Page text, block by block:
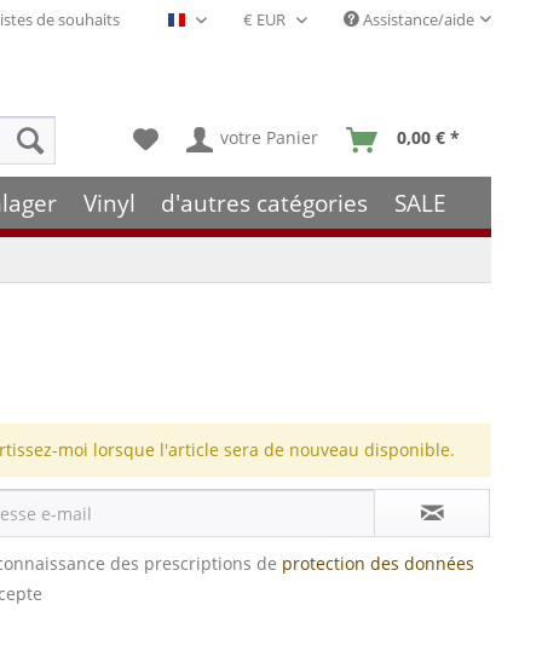
de souhaits Français- FR Assistance/aide
votre Panier 0,00 € *
Vinyl d'autres catégories SALE
moi lorsque l'article sera de nouveau disponible.
des prescriptions de protection des données